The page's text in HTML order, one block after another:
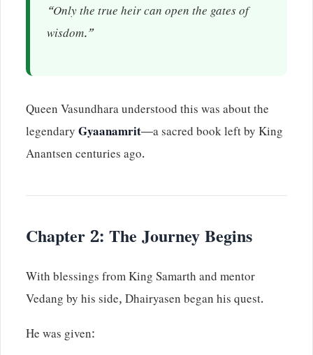
“Only the true heir can open the gates of
wisdom.”
Queen Vasundhara understood this was about the
legendaryGyaanamrit—a sacred book left by King
Anantsen centuries ago.
Chapter 2: The Journey Begins
With blessings from King Samarth and mentor
Vedang by his side, Dhairyasen began his quest.
He was given: